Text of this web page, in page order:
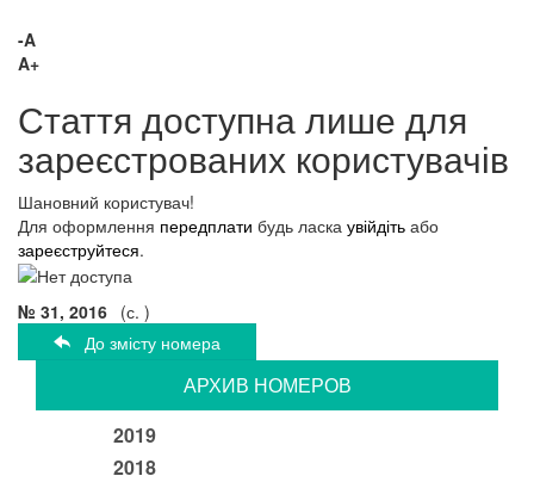
-A
A+
Стаття доступна лише для
зареєстрованих користувачів
Шановний користувач!
Для оформлення передплати будь ласка увійдіть або
зареєструйтеся.
№ 31, 2016 (с. )
До змісту номера
АРХИВ НОМЕРОВ
2019
2018